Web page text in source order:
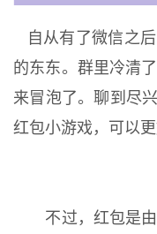
自从有了微信之
的东东。群里冷清
来冒泡了。聊到尽
红包小游戏，可以
不过，红包是由